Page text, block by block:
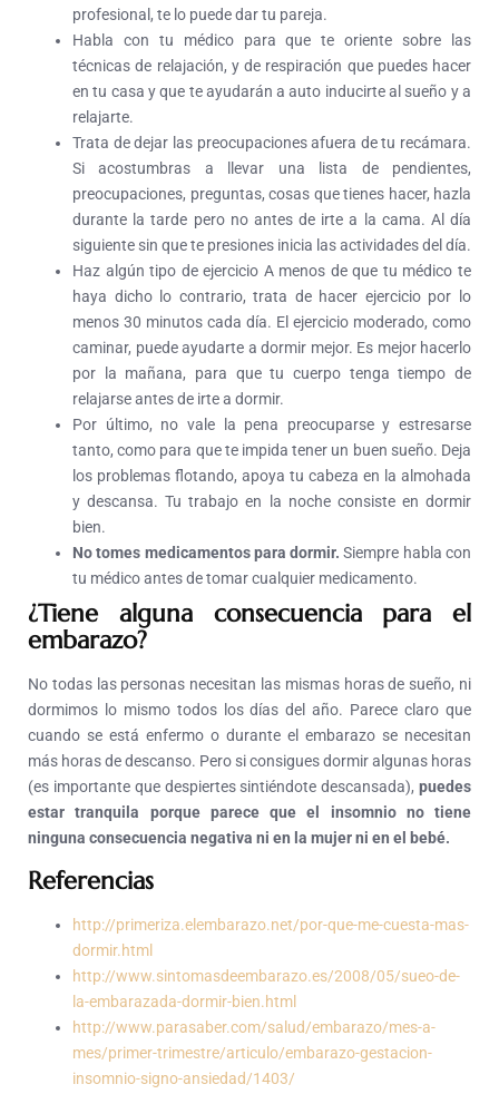
profesional, te lo puede dar tu pareja.
Habla con tu médico para que te oriente sobre las
técnicas de relajación, y de respiración que puedes hacer
en tu casa y que te ayudarán a auto inducirte al sueño y a
relajarte.
Trata de dejar las preocupaciones afuera de tu recámara.
Si acostumbras a llevar una lista de pendientes,
preocupaciones, preguntas, cosas que tienes hacer, hazla
durante la tarde pero no antes de irte a la cama. Al día
siguiente sin que te presiones inicia las actividades del día.
Haz algún tipo de ejercicio A menos de que tu médico te
haya dicho lo contrario, trata de hacer ejercicio por lo
menos 30 minutos cada día. El ejercicio moderado, como
caminar, puede ayudarte a dormir mejor. Es mejor hacerlo
por la mañana, para que tu cuerpo tenga tiempo de
relajarse antes de irte a dormir.
Por último, no vale la pena preocuparse y estresarse
tanto, como para que te impida tener un buen sueño. Deja
los problemas flotando, apoya tu cabeza en la almohada
y descansa. Tu trabajo en la noche consiste en dormir
bien.
No tomes medicamentos para dormir. Siempre habla con
tu médico antes de tomar cualquier medicamento.
¿Tiene alguna consecuencia para el
embarazo?
No todas las personas necesitan las mismas horas de sueño, ni
dormimos lo mismo todos los días del año. Parece claro que
cuando se está enfermo o durante el embarazo se necesitan
más horas de descanso. Pero si consigues dormir algunas horas
(es importante que despiertes sintiéndote descansada), puedes
estar tranquila porque parece que el insomnio no tiene
ninguna consecuencia negativa ni en la mujer ni en el bebé.
Referencias
http://primeriza.elembarazo.net/por-que-me-cuesta-mas-
dormir.html
http://www.sintomasdeembarazo.es/2008/05/sueo-de-
la-embarazada-dormir-bien.html
http://www.parasaber.com/salud/embarazo/mes-a-
mes/primer-trimestre/articulo/embarazo-gestacion-
insomnio-signo-ansiedad/1403/